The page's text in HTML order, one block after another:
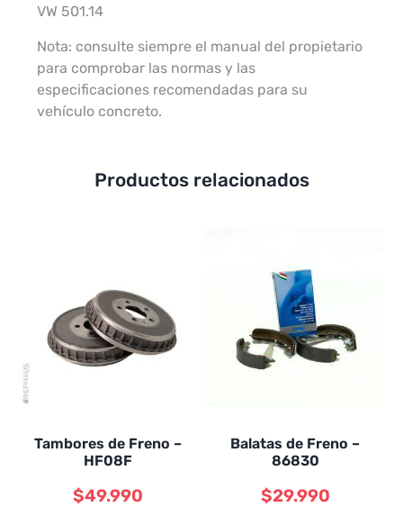
VW 501.14
Nota: consulte siempre el manual del propietario
para comprobar las normas y las
especificaciones recomendadas para su
vehículo concreto.
Productos relacionados
Tambores de Freno –
HF08F
$49.990
Balatas de Freno –
86830
$29.990